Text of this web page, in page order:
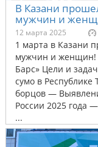
В Казани
мужчин и
12 марта 2025
1 марта в Казани
мужчин и женщин!
Барс» Цели и
сумо в
борцов —
России 2025 года
...